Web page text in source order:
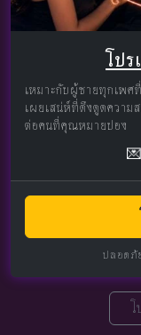
โป
เหมาะกับผู้ชายทุกเพศ
เผยเสน่ห์ที่ดึงดูดความ
ต่อคนที่คุณหมายปอง
ปลอดภั